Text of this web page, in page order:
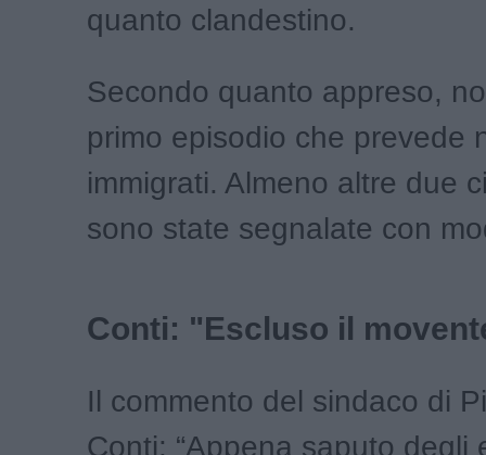
quanto clandestino.
Secondo quanto appreso,
primo episodio che prevede
immigrati. Almeno altre due
sono state segnalate con
Conti: "Escluso il
Il commento del sindaco di
Conti: “Appena saputo degli